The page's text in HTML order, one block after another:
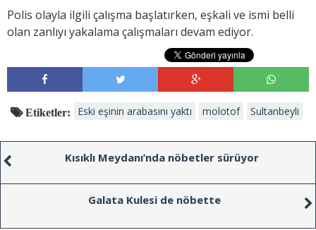
Polis olayla ilgili çalışma başlatırken, eşkali ve ismi belli
olan zanlıyı yakalama çalışmaları devam ediyor.
Etiketler: Eski eşinin arabasını yaktı molotof Sultanbeyli
Kısıklı Meydanı’nda nöbetler sürüyor
Galata Kulesi de nöbette